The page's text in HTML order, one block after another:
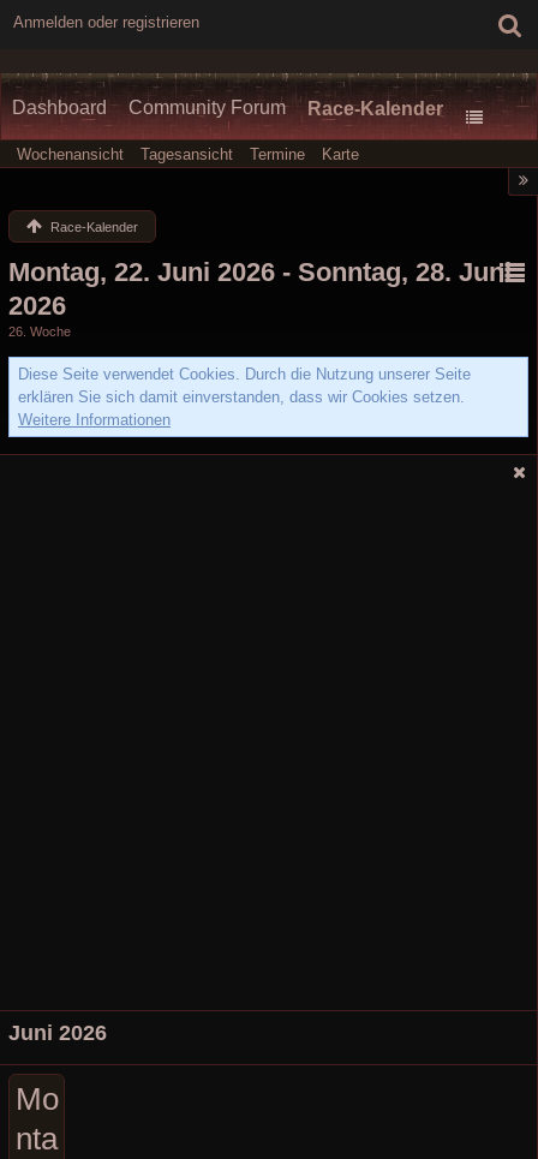
Anmelden oder registrieren
Dashboard Community Forum Race-Kalender
Wochenansicht Tagesansicht Termine Karte
Race-Kalender
Montag, 22. Juni 2026 - Sonntag, 28. Juni
2026
26. Woche
Diese Seite verwendet Cookies. Durch die Nutzung unserer Seite
erklären Sie sich damit einverstanden, dass wir Cookies setzen.
Weitere Informationen
Juni 2026
Mo
nta